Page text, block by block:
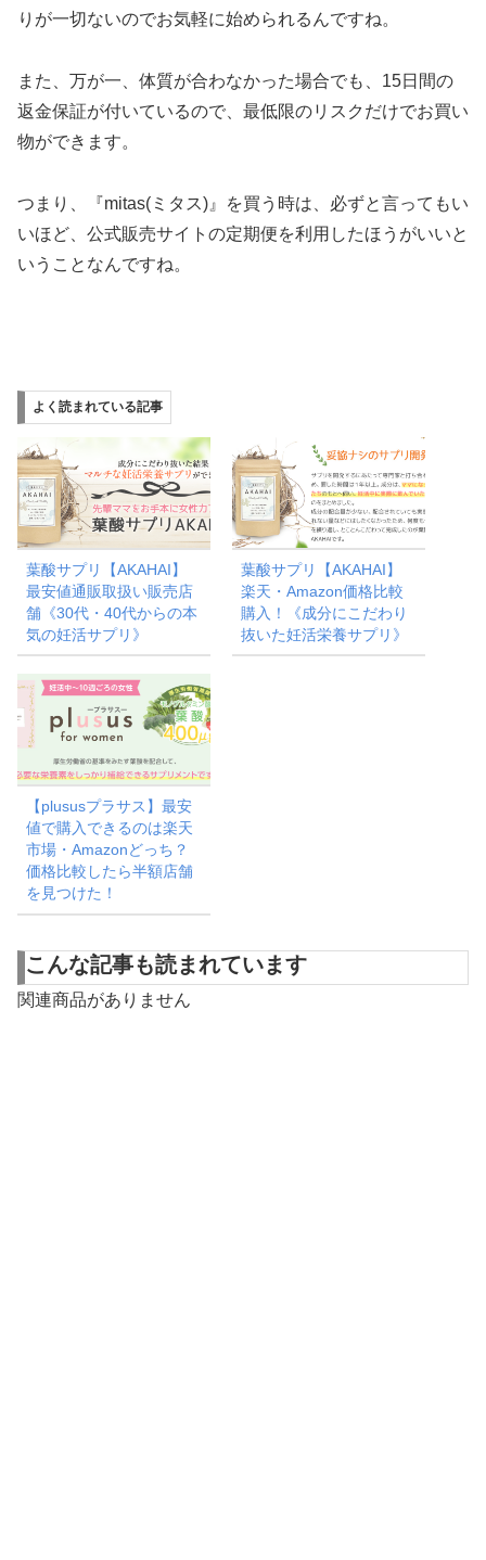
りが一切ないのでお気軽に始められるんですね。
また、万が一、体質が合わなかった場合でも、15日間の
返金保証が付いているので、最低限のリスクだけでお買い
物ができます。
つまり、『mitas(ミタス)』を買う時は、必ずと言ってもい
いほど、公式販売サイトの定期便を利用したほうがいいと
いうことなんですね。
よく読まれている記事
葉酸サプリ【AKAHAI】
最安値通販取扱い販売店
舗《30代・40代からの本
気の妊活サプリ》
葉酸サプリ【AKAHAI】
楽天・Amazon価格比較
購入！《成分にこだわり
抜いた妊活栄養サプリ》
【plususプラサス】最安
値で購入できるのは楽天
市場・Amazonどっち？
価格比較したら半額店舗
を見つけた！
こんな記事も読まれています
関連商品がありません